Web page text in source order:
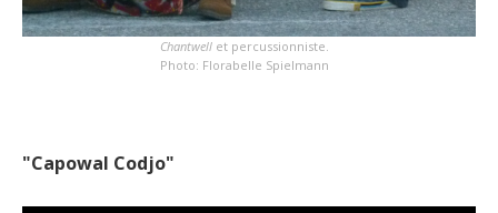
Chantwellet percussionniste.
Photo: Florabelle Spielmann
"Capowal Codjo"